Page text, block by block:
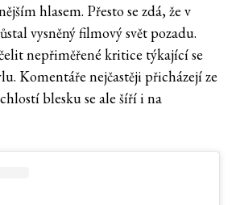
hlasem. Přesto se zdá, že v
vysněný filmový svět pozadu.
nepřiměřené kritice týkající se
Komentáře nejčastěji přicházejí ze
blesku se ale šíří i na